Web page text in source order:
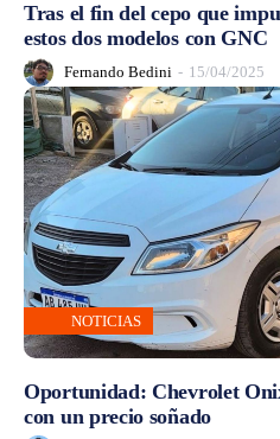
Tras el fin del cepo que
estos dos modelos con GNC
Fernando Bedini - 15/04/2025
NOTICIAS
Oportunidad: Chevrolet
con un precio soñado